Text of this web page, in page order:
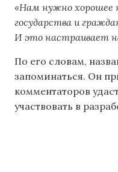
«Нам нужно хорошее
государства и
И это настраивает
По его словам,
запоминаться. Он
комментаторов
участвовать в